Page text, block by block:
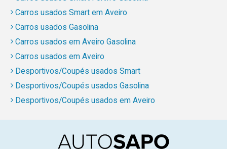
Carros usados Smart em Aveiro
Carros usados Gasolina
Carros usados em Aveiro Gasolina
Carros usados em Aveiro
Desportivos/Coupés usados Smart
Desportivos/Coupés usados Gasolina
Desportivos/Coupés usados em Aveiro